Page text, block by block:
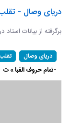
دریای وصال -
برگرفته از بیانات استاد
دریای وصال تقلب
-تمام حروف الفبا » ت